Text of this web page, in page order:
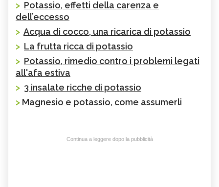
> Potassio, effetti della carenza e
dell’eccesso
> Acqua di cocco, una ricarica di potassio
> La frutta ricca di potassio
> Potassio, rimedio contro i problemi legati
all'afa estiva
> 3 insalate ricche di potassio
> Magnesio e potassio, come assumerli
Continua a leggere dopo la pubblicità